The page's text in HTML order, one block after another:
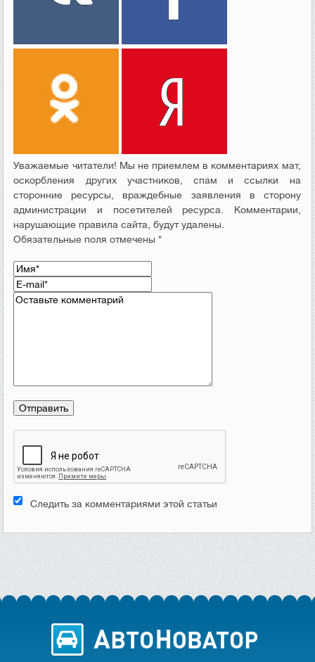
Уважаемые читатели! Мы не приемлем в комментариях мат,
оскорбления других участников, спам и ссылки на
сторонние ресурсы, враждебные заявления в сторону
администрации и посетителей ресурса. Комментарии,
нарушающие правила сайта, будут удалены.
Обязательные поля отмечены *
Следить за комментариями этой статьи